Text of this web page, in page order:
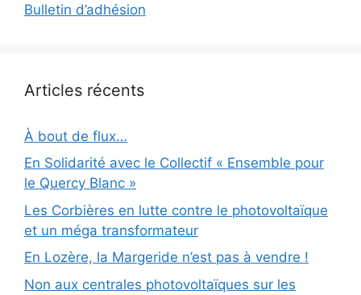
Bulletin d’adhésion
Articles récents
À bout de flux…
En Solidarité avec le Collectif « Ensemble pour
le Quercy Blanc »
Les Corbières en lutte contre le photovoltaïque
et un méga transformateur
En Lozère, la Margeride n’est pas à vendre !
Non aux centrales photovoltaïques sur les